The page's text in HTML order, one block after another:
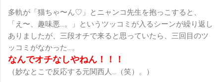
多軌が「猫ちゃ〜ん♡」とニャンコ先生を抱っこすると、
「え〜、趣味悪…。」というツッコミが入るシーンが繰り返し
ありましたが、三段オチで来ると思っていたら、三回目のツ
ッコミがなかった…。
なんでオチなしやねん！！！
（妙なとこで反応する元関西人…（笑）。）